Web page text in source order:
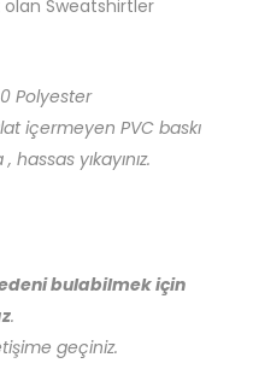
olan Sweatshirtler
Polyester
içermeyen PVC baskı
yıkayınız.
bulabilmek için
.
geçiniz.